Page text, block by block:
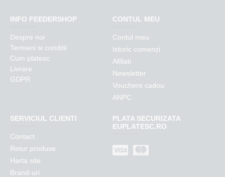
INFO FEEDERSHOP
Despre noi
Termeni si conditii
Cum platesc
Livrare
GDPR
CONTUL MEU
Contul meu
Istoric comenzi
Afiliati
Newsletter
Vouchere cadou
ANPC
SERVICIUL CLIENTI
Contact
Retur produse
Harta site
Brand-uri
PLATA SECURIZATA
EUPLATESC.RO